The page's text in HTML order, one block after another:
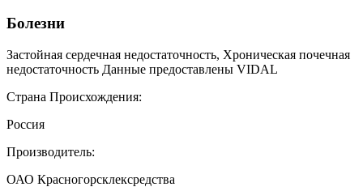
Болезни
Застойная сердечная недостаточность, Хроническая почечная
недостаточность Данные предоставлены VIDAL
Страна Происхождения:
Россия
Производитель:
ОАО Красногорсклексредства